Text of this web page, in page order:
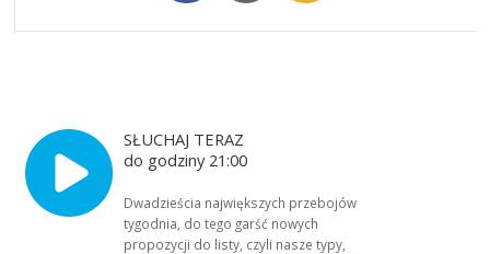
SŁUCHAJ TERAZ
do godziny 21:00
Dwadzieścia największych przebojów
tygodnia, do tego garść nowych
propozycji do listy, czyli nasze typy,